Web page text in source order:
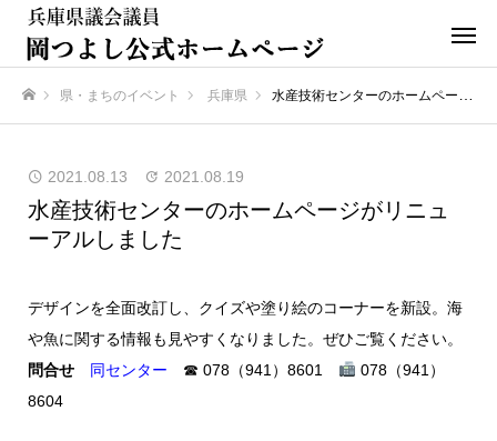
県・まちのイベント 兵庫県 水産技術センターのホームページがリニューアルしました
2021.08.13 2021.08.19
水産技術センターのホームページがリニュ
ーアルしました
デザインを全面改訂し、クイズや塗り絵のコーナーを新設。海
や魚に関する情報も見やすくなりました。ぜひご覧ください。
問合せ
同センター ☎ 078（941）8601
078（941）
8604